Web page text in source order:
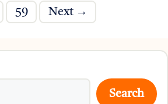
Page
59 Next →
Search